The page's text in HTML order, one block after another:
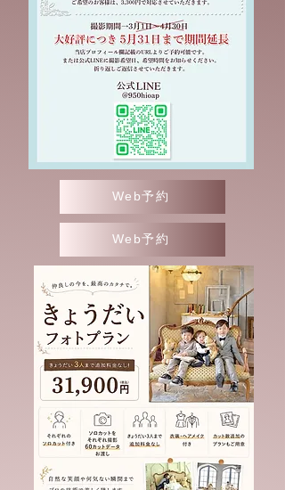
Web予約
Web予約